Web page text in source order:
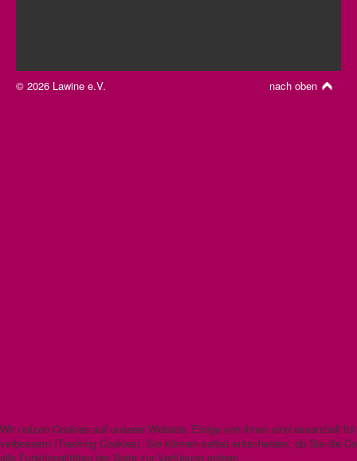
nach oben
© 2026 Lawine e.V.
Wir nutzen Cookies auf unserer Website. Einige von ihnen sind essenziell
verbessern (Tracking Cookies). Sie können selbst entscheiden, ob Sie die
alle Funktionalitäten der Seite zur Verfügung stehen.